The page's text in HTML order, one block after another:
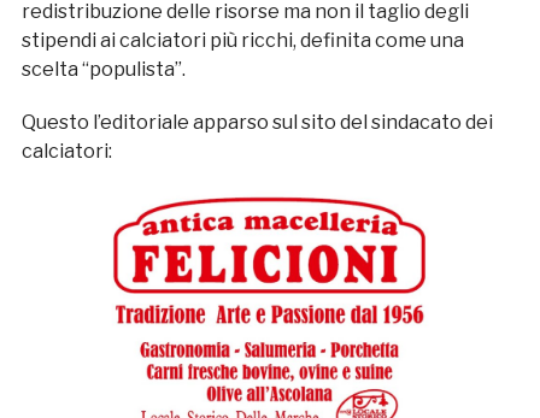
redistribuzione delle risorse ma non il taglio degli
stipendi ai calciatori più ricchi, definita come una
scelta “populista”.
Questo l’editoriale apparso sul sito del sindacato dei
calciatori: